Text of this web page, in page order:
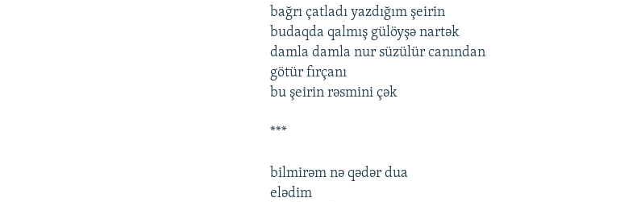
bağrı çatladı yazdığım şeirin
budaqda qalmış gülöyşə nartək
damla damla nur süzülür canından
götür fırçanı
bu şeirin rəsmini çək
***
bilmirəm nə qədər dua
elədim